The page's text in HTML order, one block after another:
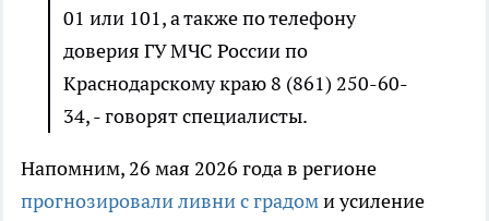
01 или 101, а также по телефону
доверия ГУ МЧС России по
Краснодарскому краю 8 (861) 250-60-
34, - говорят специалисты.
Напомним, 26 мая 2026 года в регионе
прогнозировали ливни с градоми усиление